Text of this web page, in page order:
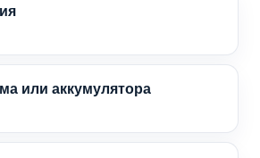
или аккумулятора